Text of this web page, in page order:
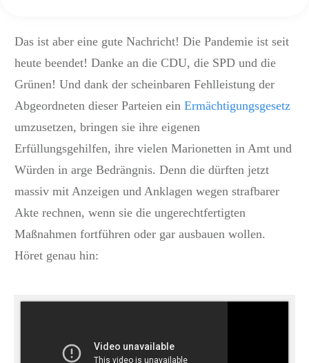
Das ist aber eine gute Nachricht! Die Pandemie ist seit
heute beendet! Danke an die CDU, die SPD und die
Grünen! Und dank der scheinbaren Fehlleistung der
Abgeordneten dieser Parteien ein Ermächtigungsgesetz
umzusetzen, bringen sie ihre eigenen
Erfüllungsgehilfen, ihre vielen Marionetten in Amt und
Würden in arge Bedrängnis. Denn die dürften jetzt
massiv mit Anzeigen und Anklagen wegen strafbarer
Akte rechnen, wenn sie die ungerechtfertigten
Maßnahmen fortführen oder gar ausbauen wollen.
Höret genau hin: